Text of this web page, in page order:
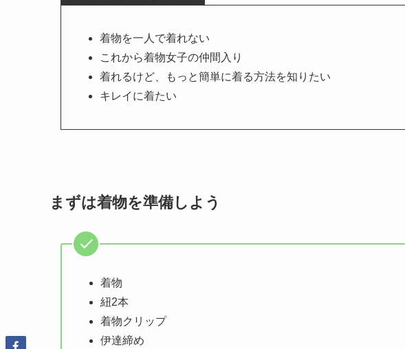
着物を一人で着れない
これから着物女子の仲間入り
着れるけど、もっと簡単に着る方法を知りたい
キレイに着たい
まずは着物を準備しよう
着物
紐2本
着物クリップ
伊達締め